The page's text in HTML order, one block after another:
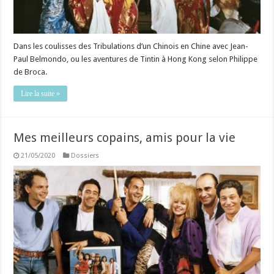
Dans les coulisses des Tribulations d’un Chinois en Chine avec Jean-
Paul Belmondo, ou les aventures de Tintin à Hong Kong selon Philippe
de Broca.
Lire la suite »
Mes meilleurs copains, amis pour la vie
21/05/2020 Dossiers